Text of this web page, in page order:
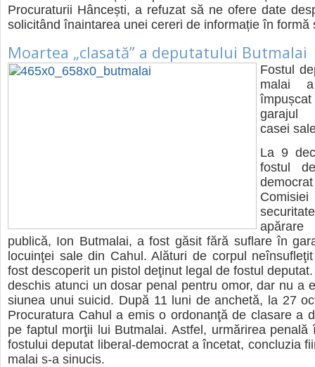
Pro­cu­ra­tu­rii Hân­cești, a refu­zat să ne ofere date
soli­ci­tând îna­in­ta­rea unei cereri de infor­ma­ție în formă
Moartea „clasată” a deputatului Butmalai
Fos­tul
ma­lai
casei
La 9
fos­tul
Comi­siei
publică, Ion But­ma­lai, a fost găsit fără suflare în
locu­inţei sale din Cahul. Ală­turi de cor­pul
fost des­co­pe­rit un pis­tol deţi­nut legal de fos­tul
des­chis atunci un dosar penal pen­tru omor, dar nu a
siu­nea unui sui­cid. După 11 luni de anchetă, la 27
Pro­cu­ra­tura Cahul a emis o ordo­nanţă de cla­sare a
pe fap­tul morţii lui But­ma­lai. Ast­fel, urmă­ri­rea penală
fos­tu­lui depu­tat liberal-democrat a înce­tat, con­clu­zia
ma­lai s-a sinu­cis.